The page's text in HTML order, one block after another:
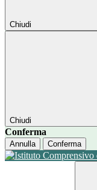
Chiudi
Chiudi
Conferma
Annulla Conferma